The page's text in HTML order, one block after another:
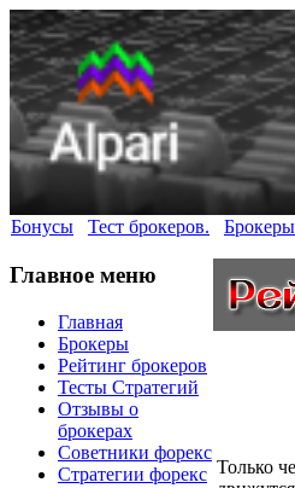
Бонусы Тест брокеров.
Главное меню
Главная
Брокеры
Рейтинг брокеров
Тесты Стратегий
Отзывы о
брокерах
Советники форекс
Стратегии форекс Только